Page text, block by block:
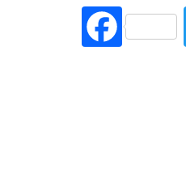
Fac
ebo